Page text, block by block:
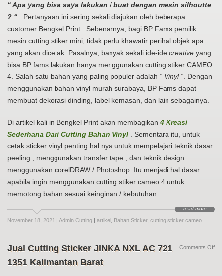
“ Apa yang bisa saya lakukan / buat dengan mesin silhoutte
? “ . Pertanyaan ini sering sekali diajukan oleh beberapa
customer Bengkel Print . Sebenarnya, bagi BP Fams pemilik
mesin cutting stiker mini, tidak perlu khawatir perihal objek apa
yang akan dicetak. Pasalnya, banyak sekali ide-ide creative yang
bisa BP fams lakukan hanya menggunakan cutting stiker CAMEO
4. Salah satu bahan yang paling populer adalah “ Vinyl “ . Dengan
menggunakan bahan vinyl murah surabaya, BP Fams dapat
membuat dekorasi dinding, label kemasan, dan lain sebagainya.
Di artikel kali in Bengkel Print akan membagikan 4 Kreasi
Sederhana Dari Cutting Bahan Vinyl
. Sementara itu, untuk
cetak sticker vinyl penting hal nya untuk mempelajari teknik dasar
peeling , menggunakan transfer tape , dan teknik design
menggunakan corelDRAW / Photoshop. Itu menjadi hal dasar
apabila ingin menggunakan cutting stiker cameo 4 untuk
memotong bahan sesuai keinginan / kebutuhan.
read more
November 18, 2021 | Admin Cutting | artikel Bahan Sticker, cutting sticker cameo
Jual Cutting Sticker JINKA NXL AC 721
1351 Kalimantan Barat
Comments Offon